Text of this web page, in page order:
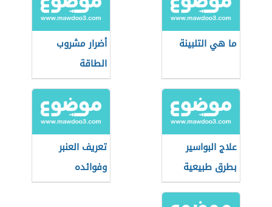
ما هي التلبينة
أضرار مشروب
الطاقة
علاج البواسير
بطرق طبيعية
تعريف العنبر
وفوائده